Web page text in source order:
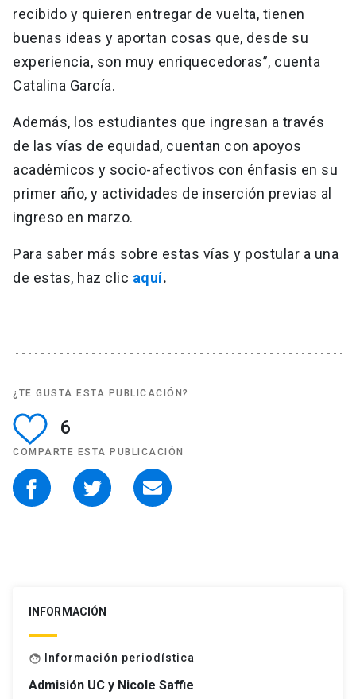
recibido y quieren entregar de vuelta, tienen
buenas ideas y aportan cosas que, desde su
experiencia, son muy enriquecedoras”, cuenta
Catalina García.
Además, los estudiantes que ingresan a través
de las vías de equidad, cuentan con apoyos
académicos y socio-afectivos con énfasis en su
primer año, y actividades de inserción previas al
ingreso en marzo.
Para saber más sobre estas vías y postular a una
de estas, haz clic aquí.
¿TE GUSTA ESTA PUBLICACIÓN?
6
COMPARTE ESTA PUBLICACIÓN
INFORMACIÓN
face Información periodística
Admisión UC y Nicole Saffie